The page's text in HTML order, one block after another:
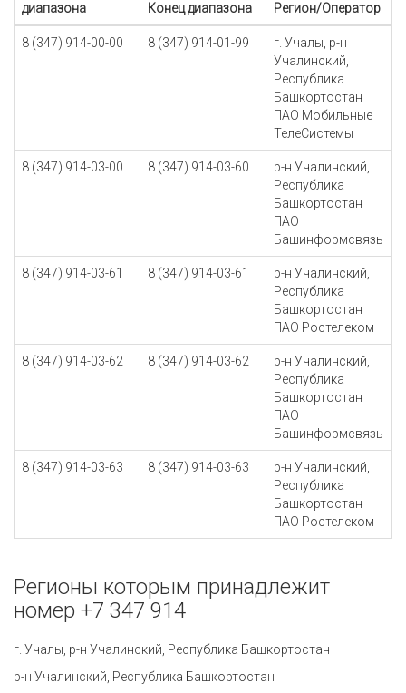
диапазона
Конец диапазона Регион/Оператор
8 (347) 914-00-00 8 (347) 914-01-99
г. Учалы, р-н
Учалинский,
Республика
Башкортостан
ПАО Мобильные
ТелеСистемы
8 (347) 914-03-00 8 (347) 914-03-60
р-н Учалинский,
Республика
Башкортостан
ПАО
Башинформсвязь
8 (347) 914-03-61 8 (347) 914-03-61
р-н Учалинский,
Республика
Башкортостан
ПАО Ростелеком
8 (347) 914-03-62 8 (347) 914-03-62
р-н Учалинский,
Республика
Башкортостан
ПАО
Башинформсвязь
8 (347) 914-03-63 8 (347) 914-03-63
р-н Учалинский,
Республика
Башкортостан
ПАО Ростелеком
Регионы которым принадлежит
номер +7 347 914
г. Учалы, р-н Учалинский, Республика Башкортостан
р-н Учалинский, Республика Башкортостан